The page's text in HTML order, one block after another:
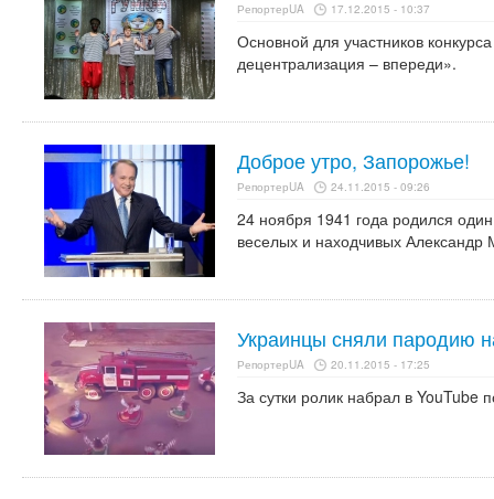
РепортерUA 17.12.2015 - 10:37
Основной для участников
децентрализация – впереди».
Доброе утро, Запорожье!
РепортерUA 24.11.2015 - 09:26
24 ноября 1941 года родился
веселых и находчивых Александр
Украинцы сняли пародию
РепортерUA 20.11.2015 - 17:25
За сутки ролик набрал в YouTube